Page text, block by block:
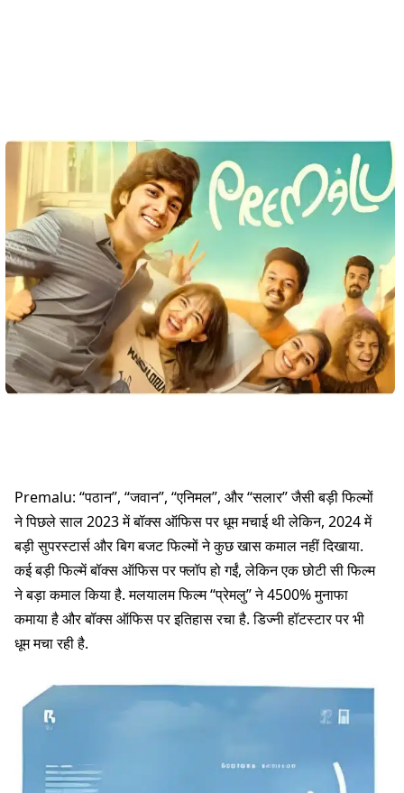
Premalu: “पठान”, “जवान”, “एनिमल”, और “सलार” जैसी बड़ी फिल्मों
ने पिछले साल 2023 में बॉक्स ऑफिस पर धूम मचाई थी लेकिन, 2024 में
बड़ी सुपरस्टार्स और बिग बजट फिल्मों ने कुछ खास कमाल नहीं दिखाया.
कई बड़ी फिल्में बॉक्स ऑफिस पर फ्लॉप हो गईं, लेकिन एक छोटी सी फिल्म
ने बड़ा कमाल किया है. मलयालम फिल्म “प्रेमलु” ने 4500% मुनाफा
कमाया है और बॉक्स ऑफिस पर इतिहास रचा है. डिज्नी हॉटस्टार पर भी
धूम मचा रही है.